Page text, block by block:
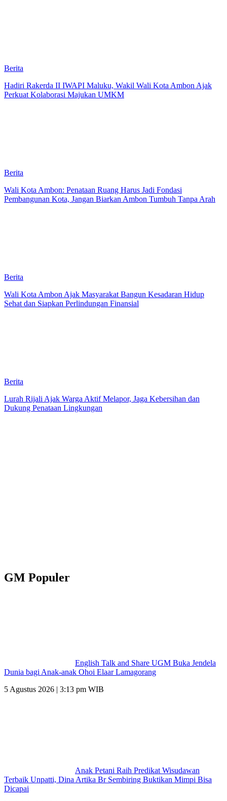
Berita
Hadiri Rakerda II IWAPI Maluku, Wakil Wali Kota Ambon Ajak
Perkuat Kolaborasi Majukan UMKM
Berita
Wali Kota Ambon: Penataan Ruang Harus Jadi Fondasi
Pembangunan Kota, Jangan Biarkan Ambon Tumbuh Tanpa Arah
Berita
Wali Kota Ambon Ajak Masyarakat Bangun Kesadaran Hidup
Sehat dan Siapkan Perlindungan Finansial
Berita
Lurah Rijali Ajak Warga Aktif Melapor, Jaga Kebersihan dan
Dukung Penataan Lingkungan
GM Populer
English Talk and Share UGM Buka Jendela
Dunia bagi Anak-anak Ohoi Elaar Lamagorang
5 Agustus 2026 | 3:13 pm WIB
Anak Petani Raih Predikat Wisudawan
Terbaik Unpatti, Dina Artika Br Sembiring Buktikan Mimpi Bisa
Dicapai